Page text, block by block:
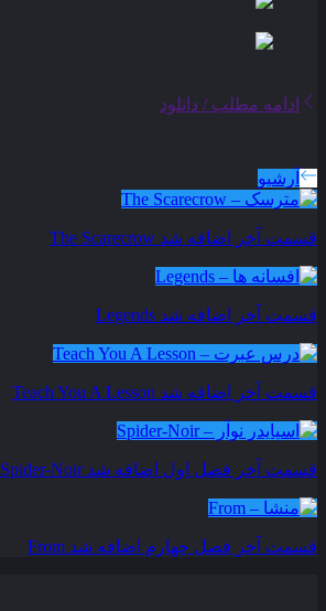
ادامه مطلب / دانلود
آرشیو
قسمت آخر اضافه شد The Scarecrow
قسمت آخر اضافه شد Legends
قسمت آخر اضافه شد Teach You A Lesson
قسمت آخر فصل اول اضافه شد Spider-Noir
قسمت آخر فصل چهارم اضافه شد From